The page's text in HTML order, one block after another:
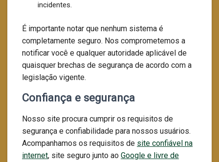
incidentes.
É importante notar que nenhum sistema é
completamente seguro. Nos comprometemos a
notificar você e qualquer autoridade aplicável de
quaisquer brechas de segurança de acordo com a
legislação vigente.
Confiança e segurança
Nosso site procura cumprir os requisitos de
segurança e confiabilidade para nossos usuários.
Acompanhamos os requisitos de site confiável na
internet, site seguro junto ao Google e livre de